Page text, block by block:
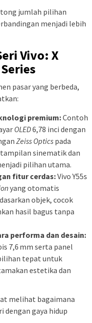
jumlah pilihan
menjadi lebih
Vivo: X
pasar yang berbeda,
premium:Contoh
OLED6,78 inci dengan
Zeiss Optics pada
sinematik dan
pilihan utama.
fitur cerdas:Vivo Y55s
yang otomatis
objek, cocok
hasil bagus tanpa
performa dan desain:
7,6 mm serta panel
tepat untuk
estetika dan
melihat bagaimana
dengan gaya hidup